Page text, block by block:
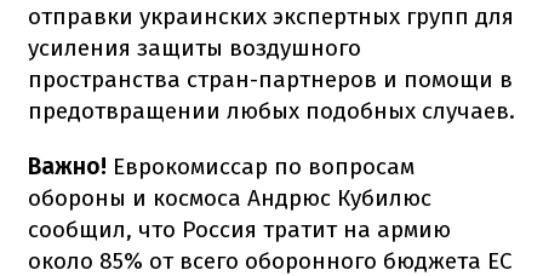
отправки украинских экспертных групп для
усиления защиты воздушного
пространства стран-партнеров и помощи в
предотвращении любых подобных случаев.
Важно! Еврокомиссар по вопросам
обороны и космоса Андрюс Кубилюс
сообщил, что Россия тратит на армию
около 85% от всего оборонного бюджета ЕС